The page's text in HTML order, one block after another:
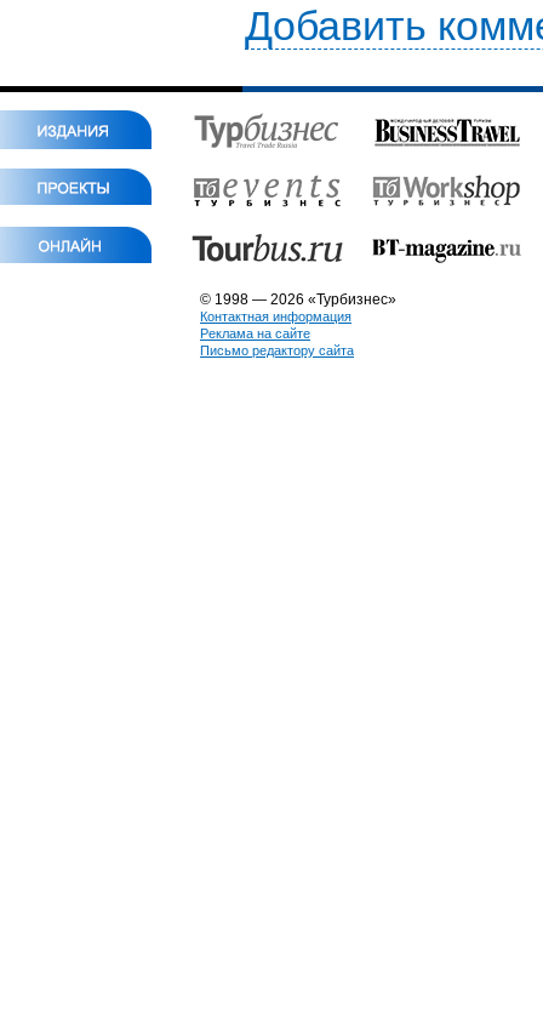
Добавить
© 1998 — 2026 «Турбизнес»
Контактная информация
Реклама на сайте
Письмо редактору сайта